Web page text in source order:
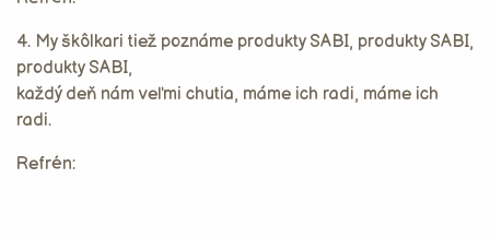
4. My škôlkari tiež poznáme produkty SABI, produkty SABI,
produkty SABI,
každý deň nám veľmi chutia, máme ich radi, máme ich
radi.
Refrén: